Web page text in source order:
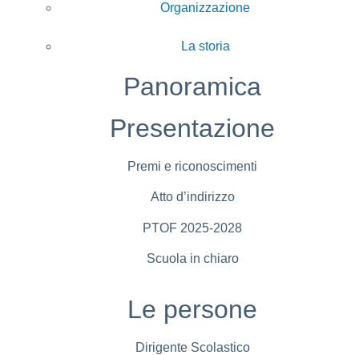
Organizzazione
La storia
Panoramica
Presentazione
Premi e riconoscimenti
Atto d’indirizzo
PTOF 2025-2028
Scuola in chiaro
Le persone
Dirigente Scolastico